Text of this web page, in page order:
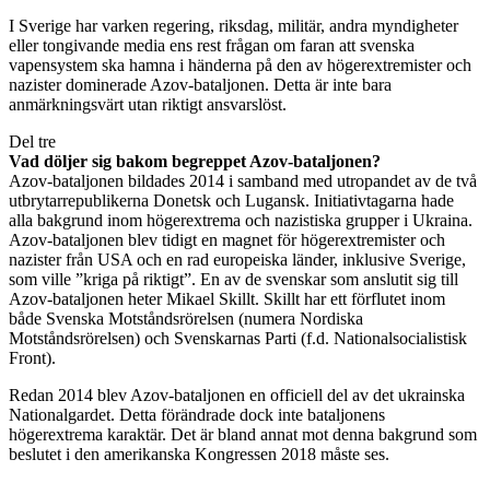
I Sverige har varken regering, riksdag, militär, andra myndigheter
eller tongivande media ens rest frågan om faran att svenska
vapensystem ska hamna i händerna på den av högerextremister och
nazister dominerade Azov-bataljonen. Detta är inte bara
anmärkningsvärt utan riktigt ansvarslöst.
Del tre
Vad döljer sig bakom begreppet Azov-bataljonen?
Azov-bataljonen bildades 2014 i samband med utropandet av de två
utbrytarrepublikerna Donetsk och Lugansk. Initiativtagarna hade
alla bakgrund inom högerextrema och nazistiska grupper i Ukraina.
Azov-bataljonen blev tidigt en magnet för högerextremister och
nazister från USA och en rad europeiska länder, inklusive Sverige,
som ville ”kriga på riktigt”. En av de svenskar som anslutit sig till
Azov-bataljonen heter Mikael Skillt. Skillt har ett förflutet inom
både Svenska Motståndsrörelsen (numera Nordiska
Motståndsrörelsen) och Svenskarnas Parti (f.d. Nationalsocialistisk
Front).
Redan 2014 blev Azov-bataljonen en officiell del av det ukrainska
Nationalgardet. Detta förändrade dock inte bataljonens
högerextrema karaktär. Det är bland annat mot denna bakgrund som
beslutet i den amerikanska Kongressen 2018 måste ses.